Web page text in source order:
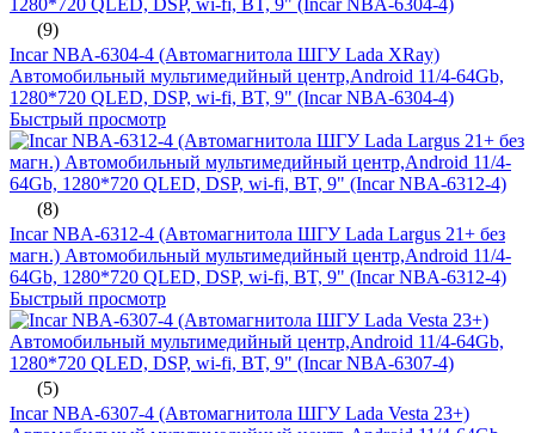
(9)
Incar NBA-6304-4 (Автомагнитола ШГУ Lada XRay)
Автомобильный мультимедийный центр,Android 11/4-64Gb,
1280*720 QLED, DSP, wi-fi, BT, 9" (Incar NBA-6304-4)
Быстрый просмотр
(8)
Incar NBA-6312-4 (Автомагнитола ШГУ Lada Largus 21+ без
магн.) Автомобильный мультимедийный центр,Android 11/4-
64Gb, 1280*720 QLED, DSP, wi-fi, BT, 9" (Incar NBA-6312-4)
Быстрый просмотр
(5)
Incar NBA-6307-4 (Автомагнитола ШГУ Lada Vesta 23+)